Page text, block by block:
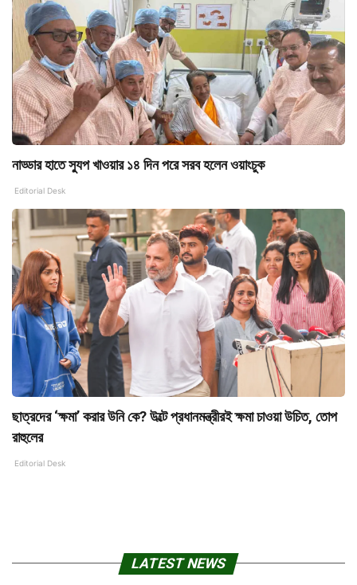
নাড্ডার হাতে স্যুপ খাওয়ার ১৪ দিন পরে সরব হলেন ওয়াংচুক
Editorial Desk
ছাত্রদের ‘ক্ষমা’ করার উনি কে? উল্টে প্রধানমন্ত্রীরই ক্ষমা চাওয়া উচিত, তোপ
রাহুলের
Editorial Desk
LATEST NEWS